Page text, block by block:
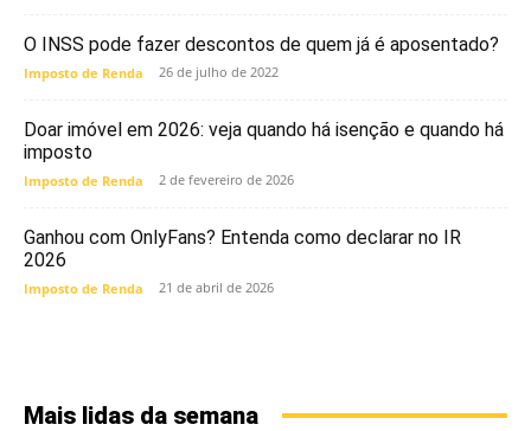
O INSS pode fazer descontos de quem já é aposentado?
Imposto de Renda 26 de julho de 2022
Doar imóvel em 2026: veja quando há isenção e quando há
imposto
Imposto de Renda 2 de fevereiro de 2026
Ganhou com OnlyFans? Entenda como declarar no IR
2026
Imposto de Renda 21 de abril de 2026
Mais lidas da semana